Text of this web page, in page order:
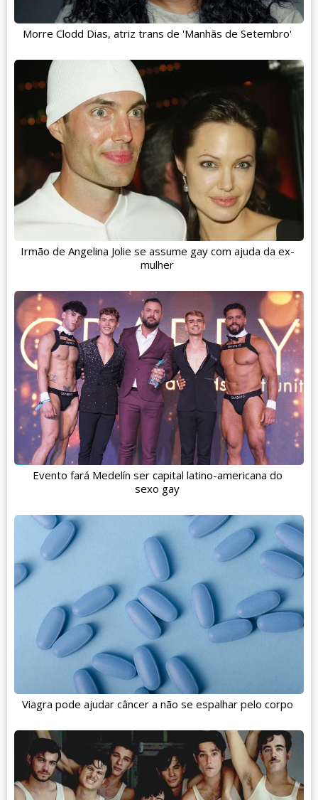
Morre Clodd Dias, atriz trans de 'Manhãs de Setembro'
Irmão de Angelina Jolie se assume gay com ajuda da ex-
mulher
Evento fará Medelín ser capital latino-americana do
sexo gay
Viagra pode ajudar câncer a não se espalhar pelo corpo